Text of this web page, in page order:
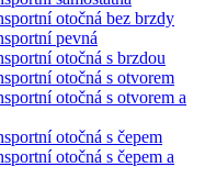
otočná bez brzdy
pevná
otočná s brzdou
otočná s otvorem
otočná s otvorem a
otočná s čepem
otočná s čepem a